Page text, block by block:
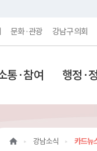
문화·관광 강남구의회
통·참여 행정·
강남소식 카드뉴